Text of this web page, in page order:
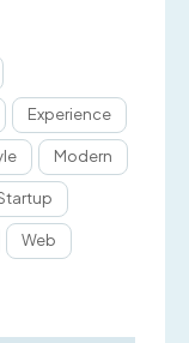
Experience
Modern
Web